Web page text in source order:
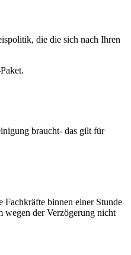
die die sich nach Ihren
braucht- das gilt für
Fachkräfte binnen einer Stunde
wegen der Verzögerung nicht